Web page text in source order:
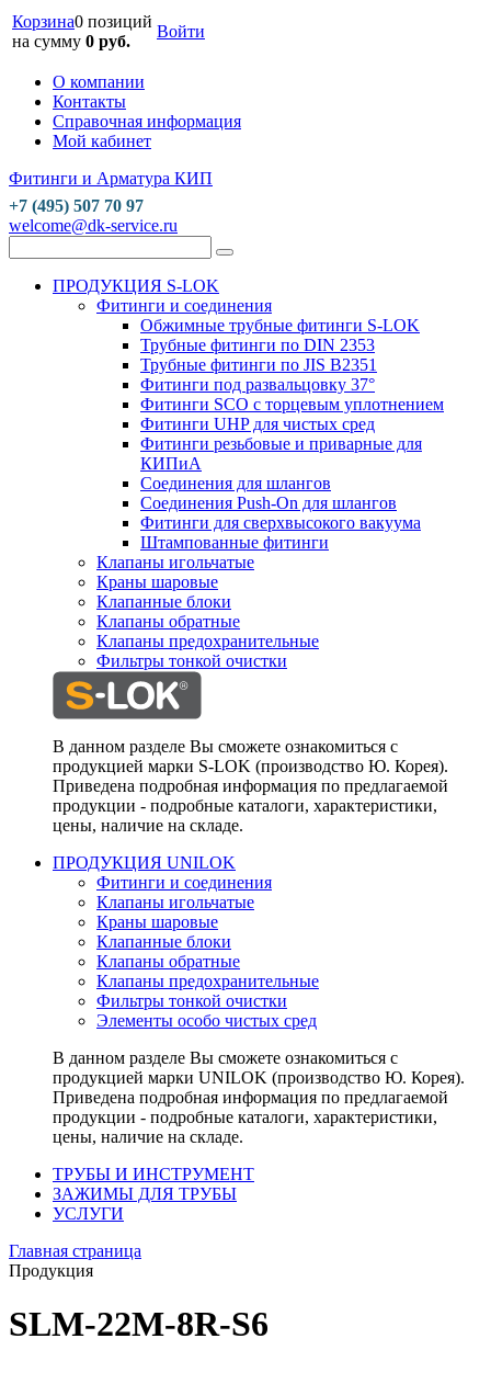
Корзина0 позиций
на сумму 0 руб.
Войти
О компании
Контакты
Справочная информация
Мой кабинет
Фитинги и Арматура КИП
+7 (495) 507 70 97
welcome@dk-service.ru
ПРОДУКЦИЯ S-LOK
Фитинги и соединения
Обжимные трубные фитинги S-LOK
Трубные фитинги по DIN 2353
Трубные фитинги по JIS B2351
Фитинги под развальцовку 37°
Фитинги SCO с торцевым уплотнением
Фитинги UHP для чистых сред
Фитинги резьбовые и приварные для
КИПиА
Соединения для шлангов
Соединения Push-On для шлангов
Фитинги для сверхвысокого вакуума
Штампованные фитинги
Клапаны игольчатые
Краны шаровые
Клапанные блоки
Клапаны обратные
Клапаны предохранительные
Фильтры тонкой очистки
В данном разделе Вы сможете ознакомиться с
продукцией марки S-LOK (производство Ю. Корея).
Приведена подробная информация по предлагаемой
продукции - подробные каталоги, характеристики,
цены, наличие на складе.
ПРОДУКЦИЯ UNILOK
Фитинги и соединения
Клапаны игольчатые
Краны шаровые
Клапанные блоки
Клапаны обратные
Клапаны предохранительные
Фильтры тонкой очистки
Элементы особо чистых сред
В данном разделе Вы сможете ознакомиться с
продукцией марки UNILOK (производство Ю. Корея).
Приведена подробная информация по предлагаемой
продукции - подробные каталоги, характеристики,
цены, наличие на складе.
ТРУБЫ И ИНСТРУМЕНТ
ЗАЖИМЫ ДЛЯ ТРУБЫ
УСЛУГИ
Главная страница
Продукция
SLM-22M-8R-S6